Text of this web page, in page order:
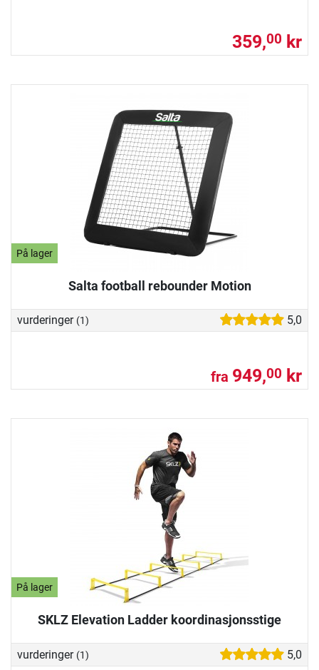
359,00 kr
På lager
Salta football rebounder Motion
vurderinger (1) 5,0
fra 949,00 kr
På lager
SKLZ Elevation Ladder koordinasjonsstige
vurderinger (1) 5,0